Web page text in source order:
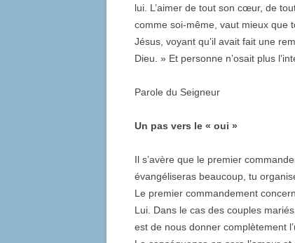
lui. L’aimer de tout son cœur, de
comme soi-même, vaut mieux que
Jésus, voyant qu’il avait fait une
Dieu. » Et personne n’osait plus
Parole du Seigneur
Un pas vers le « oui »
Il s’avère que le premier
évangéliseras beaucoup, tu
Le premier commandement
Lui. Dans le cas des couples
est de nous donner complètement